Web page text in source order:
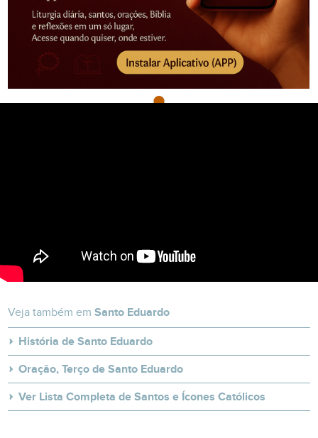
Veja também emSanto Eduardo
História de Santo Eduardo
Oração, Terço de Santo Eduardo
Ver Lista Completa de Santos e Ícones Católicos